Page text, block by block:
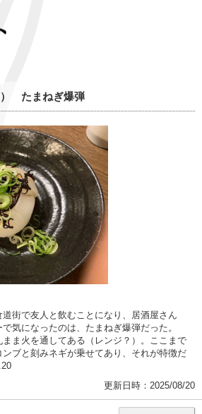
） たまねぎ爆弾
街で友人と飲むことになり、居酒屋さん
気になったのは、たまねぎ爆弾だった。
ま火を通してある（レンジ？）。ここまで
ブと刻みネギが乗せてあり、それが特徴だ
更新日時：2025/08/20